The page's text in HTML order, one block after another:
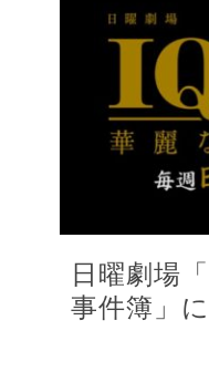
日曜劇場
事件簿」